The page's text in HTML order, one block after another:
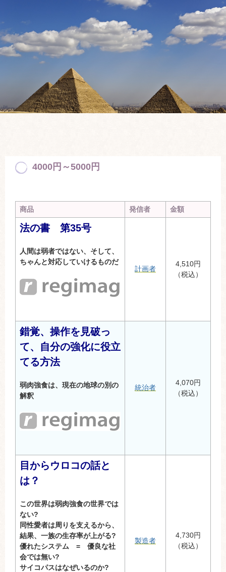
4000円～5000円
商品 発信者 金額
法の書 第35号
人間は弱者ではない、そして、
ちゃんと対応していけるものだ
計画者
4,510円
（税込）
錯覚、操作を見破っ
て、自分の強化に役立
てる方法
弱肉強食は、現在の地球の別の
解釈
統治者
4,070円
（税込）
目からウロコの話と
は？
この世界は弱肉強食の世界では
ない?
同性愛者は周りを支えるから、
結果、一族の生存率が上がる?
優れたシステム = 優良な社
会では無い?
サイコパスはなぜいるのか?
製造者
4,730円
（税込）